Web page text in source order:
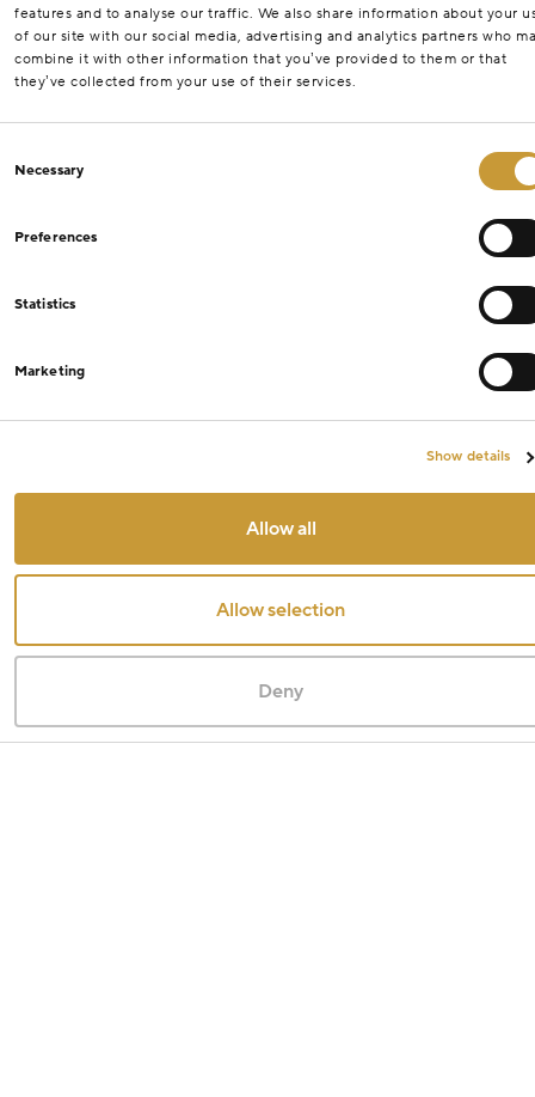
features and to analyse our traffic. We also share information about your
of our site with our social media, advertising and analytics partners who
combine it with other information that you’ve provided to them or that
they’ve collected from your use of their services.
Selection
Necessary
Preferences
Statistics
Marketing
Show details
Allow all
Allow selection
Deny